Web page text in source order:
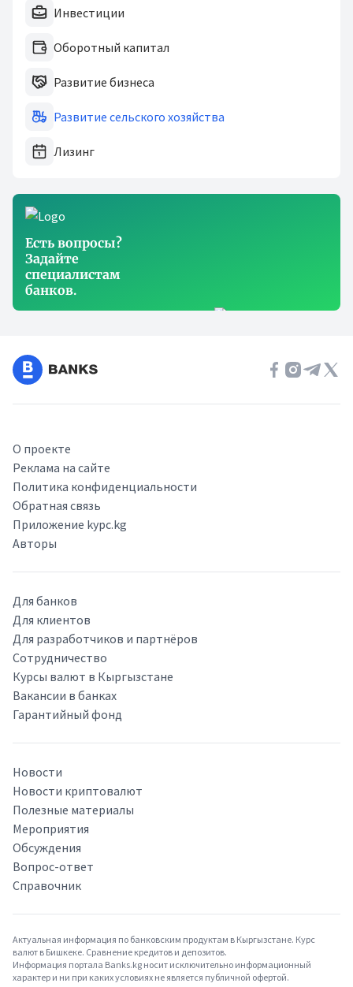
Инвестиции
Оборотный капитал
Развитие бизнеса
Развитие сельского хозяйства
Лизинг
Есть вопросы?
Задайте
специалистам
банков.
О проекте
Реклама на сайте
Политика конфиденциальности
Обратная связь
Приложение kypc.kg
Авторы
Для банков
Для клиентов
Для разработчиков и партнёров
Сотрудничество
Курсы валют в Кыргызстане
Вакансии в банках
Гарантийный фонд
Новости
Новости криптовалют
Полезные материалы
Мероприятия
Обсуждения
Вопрос-ответ
Справочник
Актуальная информация по банковским продуктам в Кыргызстане. Курс
валют в Бишкеке. Сравнение кредитов и депозитов.
Информация портала Banks.kg носит исключительно информационный
характер и ни при каких условиях не является публичной офертой.